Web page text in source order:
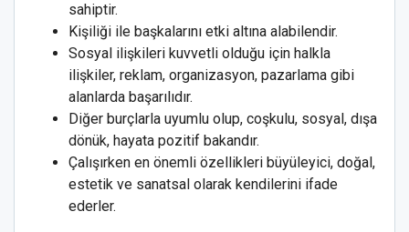
sahiptir.
Kişiliği ile başkalarını etki altına alabilendir.
Sosyal ilişkileri kuvvetli olduğu için halkla
ilişkiler, reklam, organizasyon, pazarlama gibi
alanlarda başarılıdır.
Diğer burçlarla uyumlu olup, coşkulu, sosyal, dışa
dönük, hayata pozitif bakandır.
Çalışırken en önemli özellikleri büyüleyici, doğal,
estetik ve sanatsal olarak kendilerini ifade
ederler.